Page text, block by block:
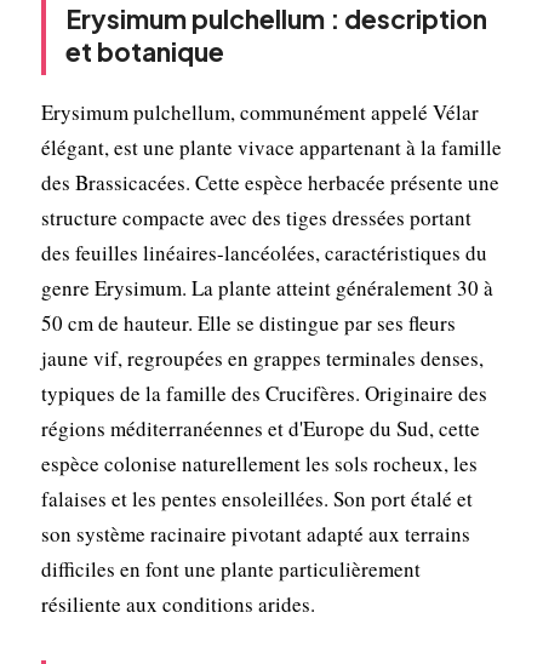
Erysimum pulchellum : description
et botanique
Erysimum pulchellum, communément appelé Vélar
élégant, est une plante vivace appartenant à la famille
des Brassicacées. Cette espèce herbacée présente une
structure compacte avec des tiges dressées portant
des feuilles linéaires-lancéolées, caractéristiques du
genre Erysimum. La plante atteint généralement 30 à
50 cm de hauteur. Elle se distingue par ses fleurs
jaune vif, regroupées en grappes terminales denses,
typiques de la famille des Crucifères. Originaire des
régions méditerranéennes et d'Europe du Sud, cette
espèce colonise naturellement les sols rocheux, les
falaises et les pentes ensoleillées. Son port étalé et
son système racinaire pivotant adapté aux terrains
difficiles en font une plante particulièrement
résiliente aux conditions arides.